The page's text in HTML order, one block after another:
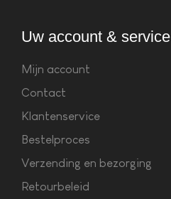
Uw account & service
Mijn account
Contact
Klantenservice
Bestelproces
Verzending en bezorging
Retourbeleid